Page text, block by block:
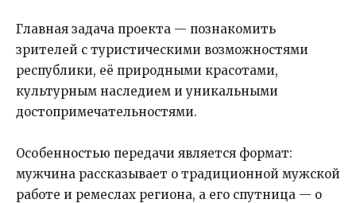
Главная задача проекта — познакомить
зрителей с туристическими возможностями
республики, её природными красотами,
культурным наследием и уникальными
достопримечательностями.
Особенностью передачи является формат:
мужчина рассказывает о традиционной мужской
работе и ремеслах региона, а его спутница — о